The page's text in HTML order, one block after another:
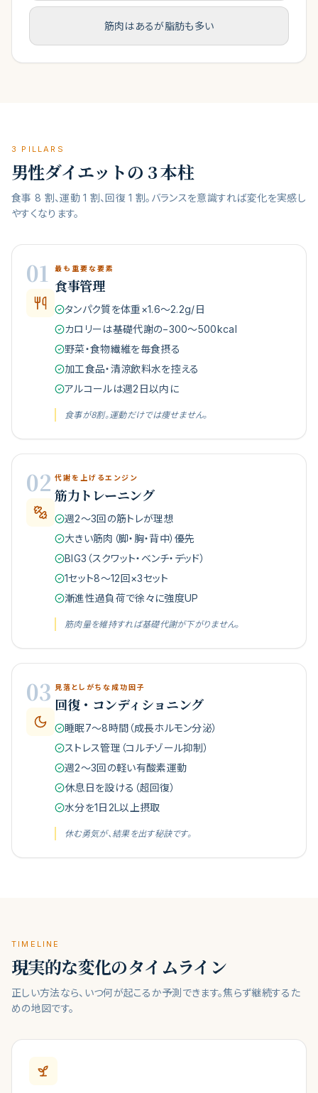
筋肉はあるが脂肪も多い
3 PILLARS
男性ダイエットの 3 本柱
食事 8 割、運動 1 割、回復 1 割。バランスを意識すれば変化を実感し
やすくなります。
01 最も重要な要素
食事管理
タンパク質を体重×1.6〜2.2g/日
カロリーは基礎代謝の−300〜500kcal
野菜・食物繊維を毎食摂る
加工食品・清涼飲料水を控える
アルコールは週2日以内に
食事が8割。運動だけでは痩せません。
02 代謝を上げるエンジン
筋力トレーニング
週2〜3回の筋トレが理想
大きい筋肉（脚・胸・背中）優先
BIG3（スクワット・ベンチ・デッド）
1セット8〜12回×3セット
漸進性過負荷で徐々に強度UP
筋肉量を維持すれば基礎代謝が下がりません。
03 見落としがちな成功因子
回復・コンディショニング
睡眠7〜8時間（成長ホルモン分泌）
ストレス管理（コルチゾール抑制）
週2〜3回の軽い有酸素運動
休息日を設ける（超回復）
水分を1日2L以上摂取
休む勇気が、結果を出す秘訣です。
TIMELINE
現実的な変化のタイムライン
正しい方法なら、いつ何が起こるか予測できます。焦らず継続するた
めの地図です。